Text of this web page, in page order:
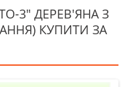
3" ДЕРЕВ'ЯНА З
КУПИТИ ЗА